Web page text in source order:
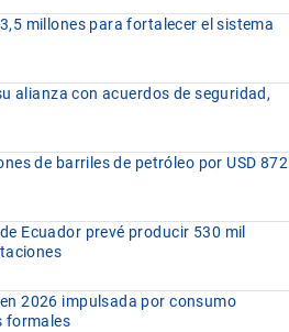
millones para fortalecer el sistema
alianza con acuerdos de seguridad,
de barriles de petróleo por USD 872
Ecuador prevé producir 530 mil
2026 impulsada por consumo
formales